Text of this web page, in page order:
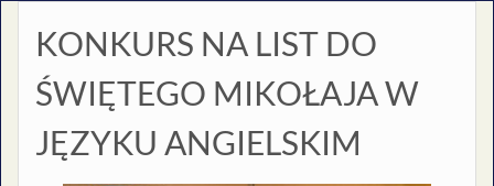
KONKURS NA LIST DO
ŚWIĘTEGO MIKOŁAJA W
JĘZYKU ANGIELSKIM